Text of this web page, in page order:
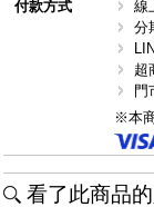
付款方式
線
分
超
門
※本
看了此商品